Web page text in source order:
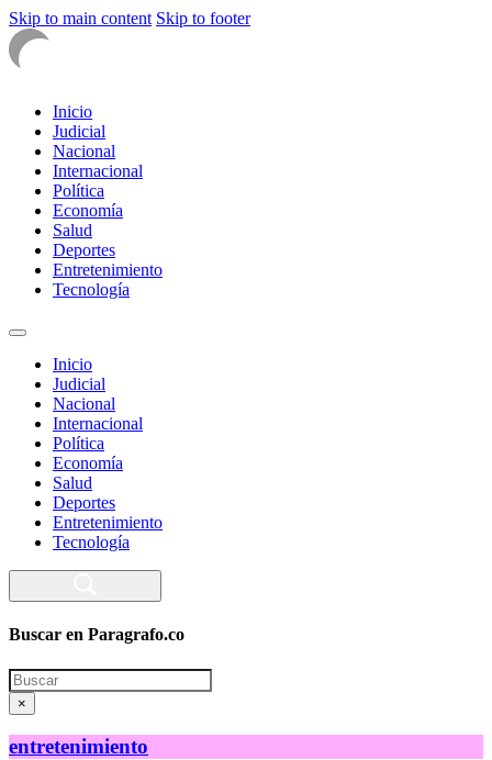
Skip to main content Skip to footer
Inicio
Judicial
Nacional
Internacional
Política
Economía
Salud
Deportes
Entretenimiento
Tecnología
Inicio
Judicial
Nacional
Internacional
Política
Economía
Salud
Deportes
Entretenimiento
Tecnología
Buscar en Paragrafo.co
Search
×
entretenimiento